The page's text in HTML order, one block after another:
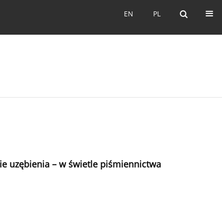
PL
EN PL
EN
uzębienia – w świetle piśmiennictwa